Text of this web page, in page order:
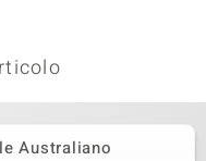
Australiano